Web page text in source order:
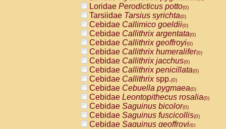
Loridae Perodicticus potto(0)
Tarsiidae Tarsius syrichta(0)
Cebidae Callimico goeldii(0)
Cebidae Callithrix argentata(0)
Cebidae Callithrix geoffroyi(0)
Cebidae Callithrix humeralifer(0)
Cebidae Callithrix jacchus(0)
Cebidae Callithrix penicillata(0)
Cebidae Callithrixspp.(0)
Cebidae Cebuella pygmaea(0)
Cebidae Leontopithecus rosalia(0)
Cebidae Saguinus bicolor(0)
Cebidae Saguinus fuscicollis(0)
Cebidae Saguinus geoffroyi(0)